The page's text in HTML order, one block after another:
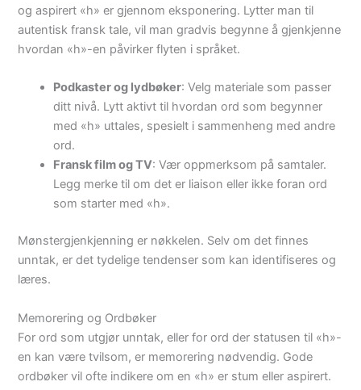
og aspirert «h» er gjennom eksponering. Lytter man til
autentisk fransk tale, vil man gradvis begynne å gjenkjenne
hvordan «h»-en påvirker flyten i språket.
Podkaster og lydbøker: Velg materiale som passer
ditt nivå. Lytt aktivt til hvordan ord som begynner
med «h» uttales, spesielt i sammenheng med andre
ord.
Fransk film og TV: Vær oppmerksom på samtaler.
Legg merke til om det er liaison eller ikke foran ord
som starter med «h».
Mønstergjenkjenning er nøkkelen. Selv om det finnes
unntak, er det tydelige tendenser som kan identifiseres og
læres.
Memorering og Ordbøker
For ord som utgjør unntak, eller for ord der statusen til «h»-
en kan være tvilsom, er memorering nødvendig. Gode
ordbøker vil ofte indikere om en «h» er stum eller aspirert.